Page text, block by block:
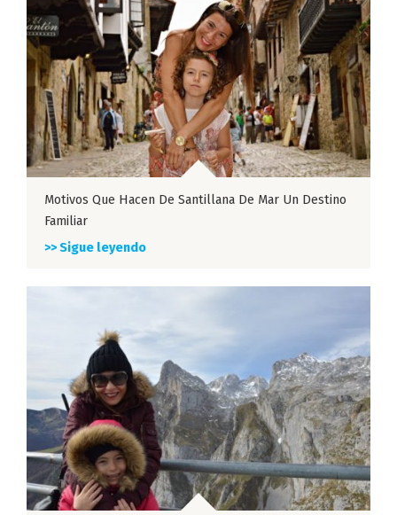
Motivos Que Hacen De Santillana De Mar Un Destino
Familiar
>> Sigue leyendo